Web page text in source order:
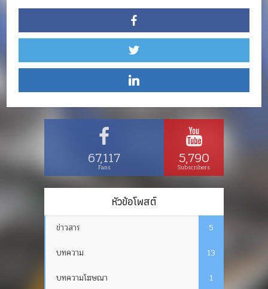
67,117
Fans 5,790
Subscribers
หัวข้อโพสต์
ข่าวสาร
5
บทความ
13
บทความโฆษณา
1